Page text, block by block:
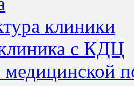
клиники
с КДЦ